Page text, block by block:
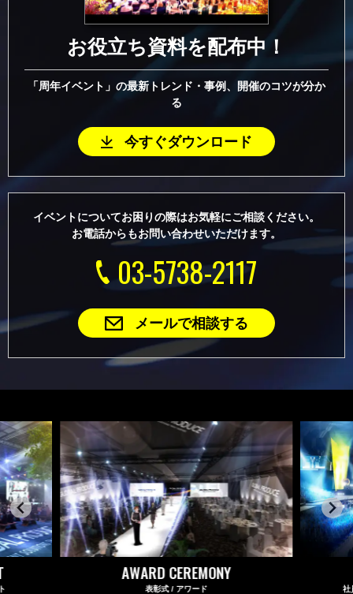
お役立ち資料を配布中！
「周年イベント」の最新トレンド・事例、開催のコツが分か
る
今すぐダウンロード
イベントについてお困りの際はお気軽にご相談ください。
お電話からもお問い合わせいただけます。
03-5738-2117
メールで相談する
表彰式 / アワード
AWARD CEREMONY
社